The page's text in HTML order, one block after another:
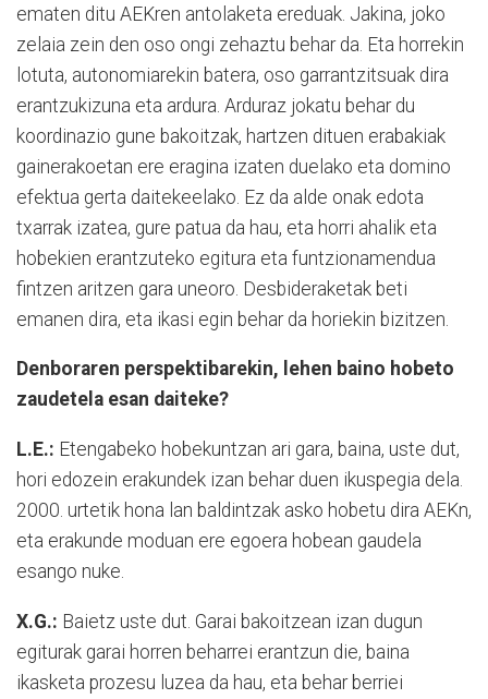
ematen ditu AEKren antolaketa ereduak. Jakina, joko
zelaia zein den oso ongi zehaztu behar da. Eta horrekin
lotuta, autonomiarekin batera, oso garrantzitsuak dira
erantzukizuna eta ardura. Arduraz jokatu behar du
koordinazio gune bakoitzak, hartzen dituen erabakiak
gainerakoetan ere eragina izaten duelako eta domino
efektua gerta daitekeelako. Ez da alde onak edota
txarrak izatea, gure patua da hau, eta horri ahalik eta
hobekien erantzuteko egitura eta funtzionamendua
fintzen aritzen gara uneoro. Desbideraketak beti
emanen dira, eta ikasi egin behar da horiekin bizitzen.
Denboraren perspektibarekin, lehen baino hobeto
zaudetela esan daiteke?
L.E.: Etengabeko hobekuntzan ari gara, baina, uste dut,
hori edozein erakundek izan behar duen ikuspegia dela.
2000. urtetik hona lan baldintzak asko hobetu dira AEKn,
eta erakunde moduan ere egoera hobean gaudela
esango nuke.
X.G.: Baietz uste dut. Garai bakoitzean izan dugun
egiturak garai horren beharrei erantzun die, baina
ikasketa prozesu luzea da hau, eta behar berriei